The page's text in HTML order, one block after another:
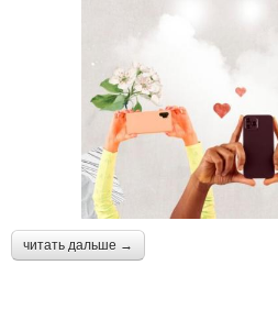
читать дальше →